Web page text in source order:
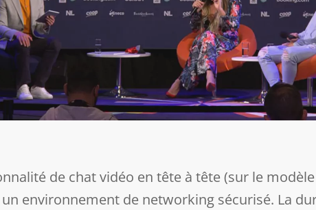
de chat vidéo en tête à tête (sur le
environnement de networking sécurisé. La